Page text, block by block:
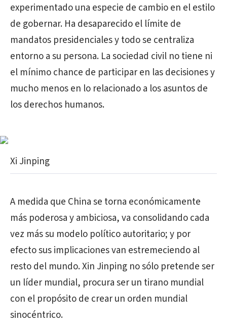
experimentado una especie de cambio en el estilo
de gobernar. Ha desaparecido el límite de
mandatos presidenciales y todo se centraliza
entorno a su persona. La sociedad civil no tiene ni
el mínimo chance de participar en las decisiones y
mucho menos en lo relacionado a los asuntos de
los derechos humanos.
Xi Jinping
A medida que China se torna económicamente
más poderosa y ambiciosa, va consolidando cada
vez más su modelo político autoritario; y por
efecto sus implicaciones van estremeciendo al
resto del mundo. Xin Jinping no sólo pretende ser
un líder mundial, procura ser un tirano mundial
con el propósito de crear un orden mundial
sinocéntrico.